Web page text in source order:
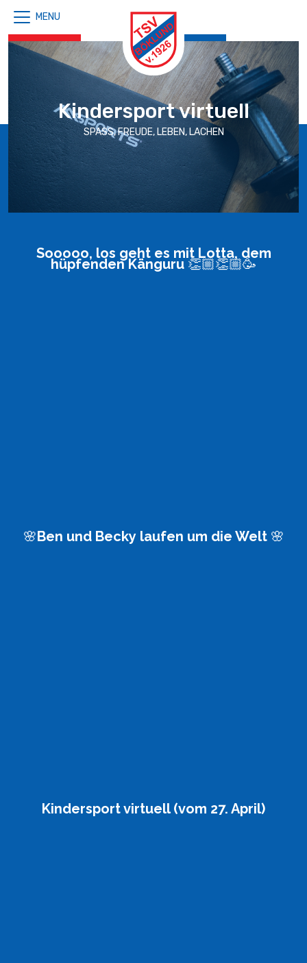
MENU
Kindersport virtuell
SPASS, FREUDE, LEBEN, LACHEN
Sooooo, los geht es mit Lotta, dem
hüpfenden Känguru 👏🏼👏🏼🥳
🌸Ben und Becky laufen um die Welt 🌸
Kindersport virtuell (vom 27. April)